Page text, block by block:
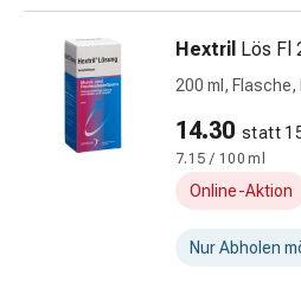
&
Spröde
Schwitzen
Hyperhidrose
Unreine
Hextril Lös Fl
200 ml,
14.30 statt
7.15 / 100 ml
Online-Aktion
Nur Abholen